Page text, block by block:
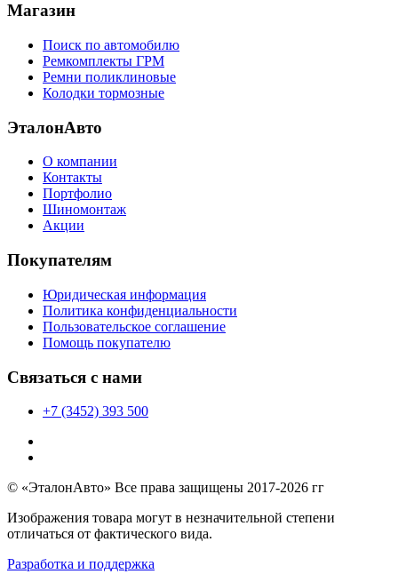
Магазин
Поиск по автомобилю
Ремкомплекты ГРМ
Ремни поликлиновые
Колодки тормозные
ЭталонАвто
О компании
Контакты
Портфолио
Шиномонтаж
Акции
Покупателям
Юридическая информация
Политика конфиденциальности
Пользовательское соглашение
Помощь покупателю
Связаться с нами
+7 (3452) 393 500
© «ЭталонАвто» Все права защищены 2017-2026 гг
Изображения товара могут в незначительной степени
отличаться от фактического вида.
Разработка и поддержка